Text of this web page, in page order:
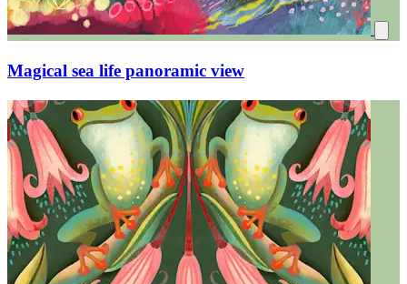
Magical sea life panoramic view